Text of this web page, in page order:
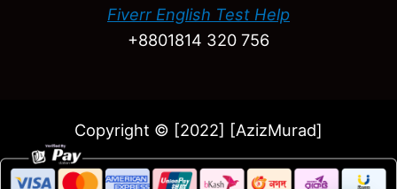
Fiverr English Test Help
+8801814 320 756
Copyright © [2022] [AzizMurad]